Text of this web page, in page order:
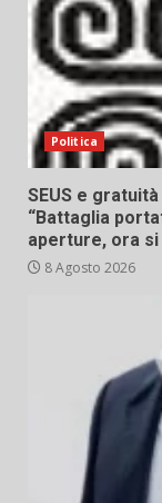
Politica
SEUS e
“Battaglia
aperture, ora
8 Agosto 2026